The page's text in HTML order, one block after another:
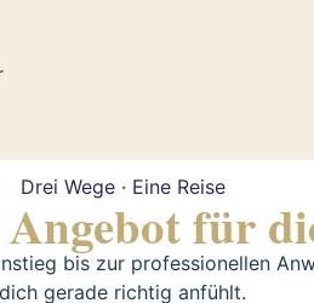
Drei Wege · Eine Reise
für
bis zur professionellen
dich gerade richtig anfühlt.